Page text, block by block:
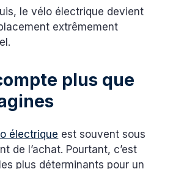
le vélo électrique devient
extrêmement
plus que
électrique est souvent sous
de l’achat. Pourtant, c’est
plus déterminants pour un